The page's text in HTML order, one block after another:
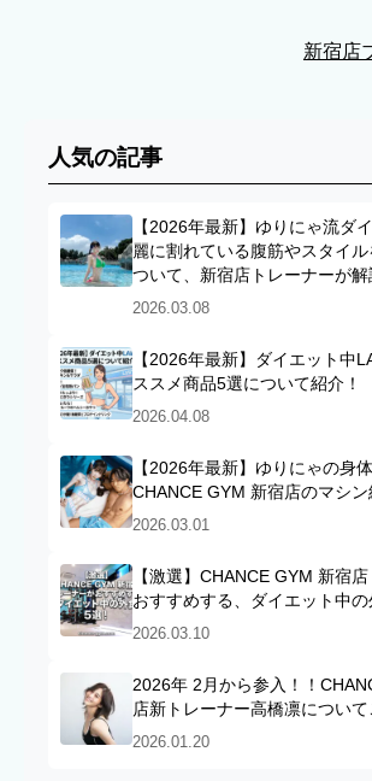
新宿店
人気の記事
【2026年最新】ゆりにゃ流ダ
麗に割れている腹筋やスタイ
ついて、新宿店トレーナーが解
2026.03.08
【2026年最新】ダイエット中
ススメ商品5選について紹介！
2026.04.08
【2026年最新】ゆりにゃの身
CHANCE GYM 新宿店のマシン
2026.03.01
【激選】CHANCE GYM 新宿
おすすめする、ダイエット中の
2026.03.10
2026年 2月から参入！！
店新トレーナー高橋凛について
2026.01.20